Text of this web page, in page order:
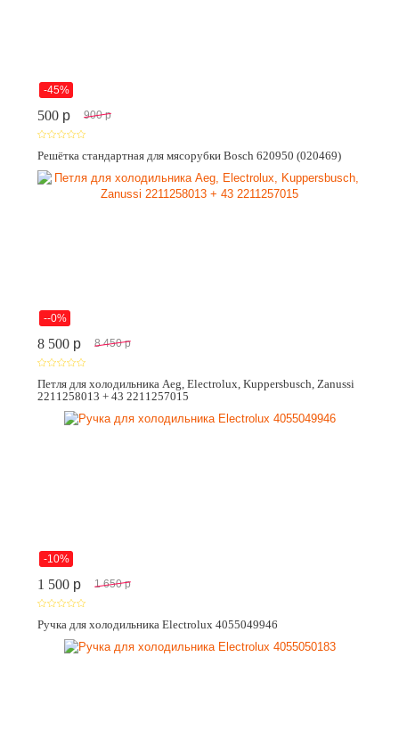
-45%
500 p 900 p
Решётка стандартная для мясорубки Bosch 620950 (020469)
--0%
8 500 p 8 450 p
Петля для холодильника Aeg, Electrolux, Kuppersbusch, Zanussi
2211258013 + 43 2211257015
-10%
1 500 p 1 650 p
Ручка для холодильника Electrolux 4055049946